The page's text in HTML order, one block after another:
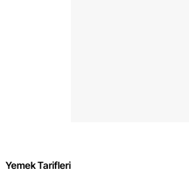
Yemek Tarifleri